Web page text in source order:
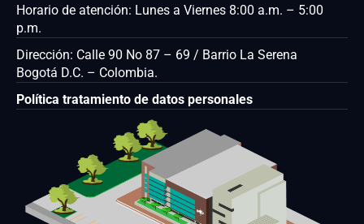
Horario de atención: Lunes a Viernes 8:00 a.m. – 5:00
p.m.
Dirección: Calle 90 No 87 – 69 / Barrio La Serena
Bogotá D.C. – Colombia.
Política tratamiento de datos personales